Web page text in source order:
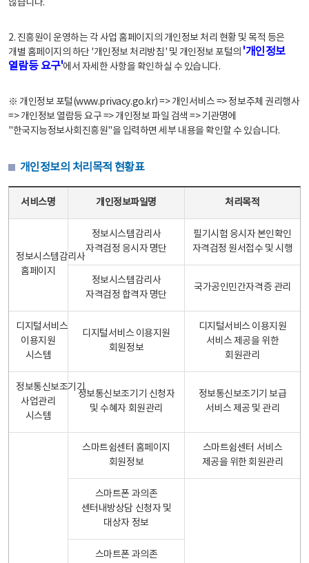
않습니다.
2. 진흥원이 운영하는 각 사업 홈페이지의 개인정보 처리 현황 및 목적 등은
개별 홈페이지의 하단 '개인정보 처리방침' 및 개인정보 포털의 '개인정보
열람등 요구'에서 자세한 사항을 확인하실 수 있습니다.
※ 개인정보 포털(www.privacy.go.kr) => 개인서비스 => 정보주체 권리행사
=> 개인정보 열람등 요구 => 개인정보 파일 검색 => 기관명에
"한국지능정보사회진흥원"을 입력하면 세부 내용을 확인할 수 있습니다.
개인정보의 처리목적 현황표
서비스명 개인정보파일명 처리목적
정보시스템감리사
홈페이지
정보시스템감리사
자격검정 응시자 명단
필기시험 응시자 본인확인
자격검정 원서접수 및 시행
정보시스템감리사
자격검정 합격자 명단
국가공인민간자격증 관리
디지털서비스
이용지원
시스템
디지털서비스 이용지원
회원정보
디지털서비스 이용지원
서비스 제공을 위한
회원관리
정보통신보조기기
사업관리
시스템
정보통신보조기기 신청자
및 수혜자 회원관리
정보통신보조기기 보급
서비스 제공 및 관리
스마트쉼센터 홈페이지
회원정보
스마트쉼센터 서비스
제공을 위한 회원관리
스마트폰 과의존
센터내방상담 신청자 및
대상자 정보
스마트폰 과의존